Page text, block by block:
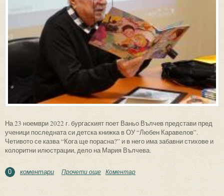
На 23 ноември 2022 г. бургаският поет Ваньо Вълчев представи пред
ученици последната си детска книжка в ОУ “Любен Каравелов”.
Четивото се казва “Кога ще порасна?” и в него има забавни стихове и
колоритни илюстрации, дело на Мария Вълчева.
0 коментари Прочети още about Ваньо Вълчев представи своята
Коментар